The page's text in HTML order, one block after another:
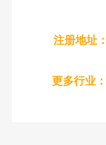
注册地址：
更多行业：